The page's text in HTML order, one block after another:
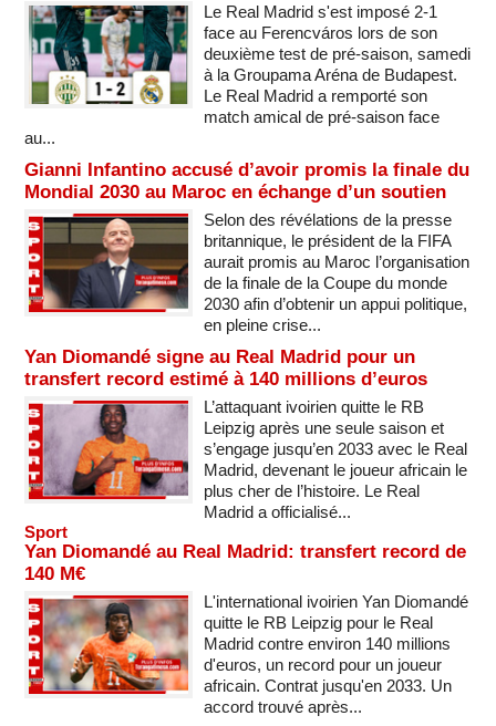
Le Real Madrid s'est imposé 2-1
face au Ferencváros lors de son
deuxième test de pré-saison, samedi
à la Groupama Aréna de Budapest.
Le Real Madrid a remporté son
match amical de pré-saison face
au...
Gianni Infantino accusé d’avoir promis la finale du
Mondial 2030 au Maroc en échange d’un soutien
Selon des révélations de la presse
britannique, le président de la FIFA
aurait promis au Maroc l’organisation
de la finale de la Coupe du monde
2030 afin d’obtenir un appui politique,
en pleine crise...
Yan Diomandé signe au Real Madrid pour un
transfert record estimé à 140 millions d’euros
L’attaquant ivoirien quitte le RB
Leipzig après une seule saison et
s’engage jusqu’en 2033 avec le Real
Madrid, devenant le joueur africain le
plus cher de l’histoire. Le Real
Madrid a officialisé...
Sport
Yan Diomandé au Real Madrid: transfert record de
140 M€
L'international ivoirien Yan Diomandé
quitte le RB Leipzig pour le Real
Madrid contre environ 140 millions
d'euros, un record pour un joueur
africain. Contrat jusqu'en 2033. Un
accord trouvé après...